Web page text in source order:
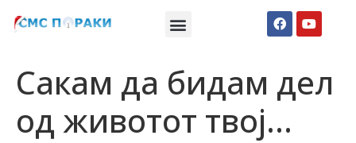
Сакам да бидам дел
од животот твој…